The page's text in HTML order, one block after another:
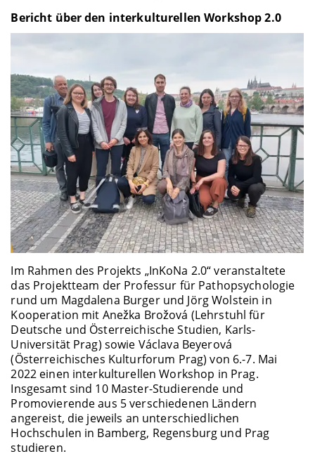
Bericht über den interkulturellen Workshop 2.0
Im Rahmen des Projekts „InKoNa 2.0“ veranstaltete
das Projektteam der Professur für Pathopsychologie
rund um Magdalena Burger und Jörg Wolstein in
Kooperation mit Anežka Brožová (Lehrstuhl für
Deutsche und Österreichische Studien, Karls-
Universität Prag) sowie Václava Beyerová
(Österreichisches Kulturforum Prag) von 6.-7. Mai
2022 einen interkulturellen Workshop in Prag.
Insgesamt sind 10 Master-Studierende und
Promovierende aus 5 verschiedenen Ländern
angereist, die jeweils an unterschiedlichen
Hochschulen in Bamberg, Regensburg und Prag
studieren.